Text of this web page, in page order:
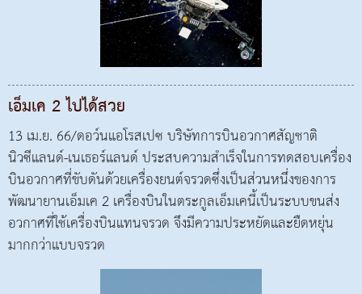
เอ็มเค 2 ไปได้สวย
13 เม.ย. 66/ดอว์นแอโรสเปซ บริษัทการบินอวกาศสัญชาติ
นิวซีแลนด์-เนเธอร์แลนด์ ประสบความสำเร็จในการทดสอบเครื่อง
บินอวกาศที่ขับดันด้วยเครื่องยนต์จรวดซึ่งเป็นส่วนหนึ่งของการ
พัฒนายานเอ็มเค 2 เครื่องบินในตระกูลเอ็มเคนี้เป็นระบบขนส่ง
อวกาศที่ใช้เครื่องบินแทนจรวด จึงมีความประหยัดและยืดหยุ่น
มากกว่าแบบจรวด